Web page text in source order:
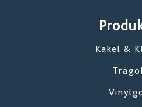
Kakel &